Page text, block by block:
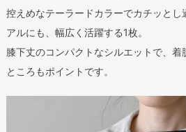
控えめなテーラードカラーでカチッとし
アルにも、幅広く活躍する1枚。
膝下丈のコンパクトなシルエットで、着
ところもポイントです。